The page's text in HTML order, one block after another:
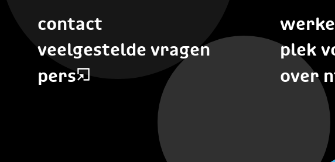
contact
veelgestelde vragen
pers
plek
over